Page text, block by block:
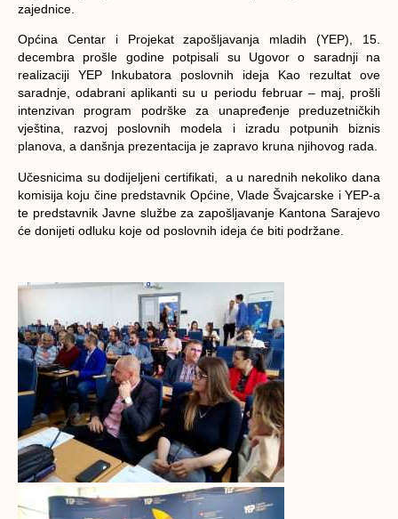
zajednice.
Općina Centar i Projekat zapošljavanja mladih (YEP), 15.
decembra prošle godine potpisali su Ugovor o saradnji na
realizaciji YEP Inkubatora poslovnih ideja Kao rezultat ove
saradnje, odabrani aplikanti su u periodu februar – maj, prošli
intenzivan program podrške za unapređenje preduzetničkih
vještina, razvoj poslovnih modela i izradu potpunih biznis
planova, a danšnja prezentacija je zapravo kruna njihovog rada.
Učesnicima su dodijeljeni certifikati, a u narednih nekoliko dana
komisija koju čine predstavnik Općine, Vlade Švajcarske i YEP-a
te predstavnik Javne službe za zapošljavanje Kantona Sarajevo
će donijeti odluku koje od poslovnih ideja će biti podržane.